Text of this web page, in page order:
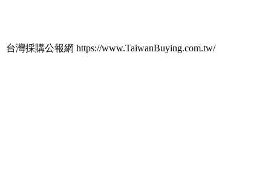
台灣採購公報網 https://www.TaiwanBuying.com.tw/